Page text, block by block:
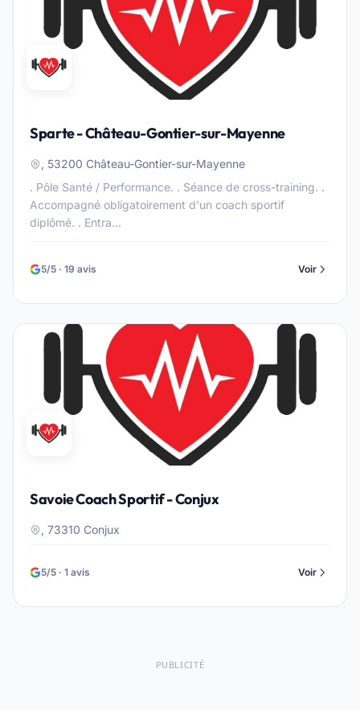
Sparte - Château-Gontier-sur-Mayenne
, 53200 Château-Gontier-sur-Mayenne
. Pôle Santé / Performance. . Séance de cross-training. .
Accompagné obligatoirement d'un coach sportif
diplômé. . Entra...
5/5 · 19 avis Voir
Savoie Coach Sportif - Conjux
, 73310 Conjux
5/5 · 1 avis Voir
PUBLICITÉ